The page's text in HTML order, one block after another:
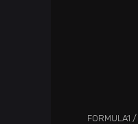
FORMULA1